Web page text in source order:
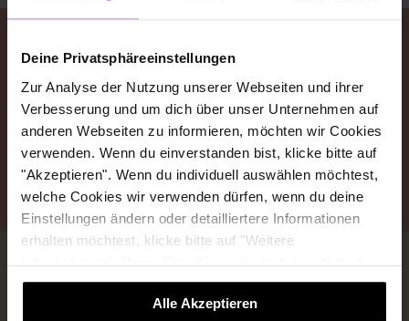
Deine Privatsphäreeinstellungen
Zur Analyse der Nutzung unserer Webseiten und ihrer
Verbesserung und um dich über unser Unternehmen auf
anderen Webseiten zu informieren, möchten wir Cookies
verwenden. Wenn du einverstanden bist, klicke bitte auf
"Akzeptieren". Wenn du individuell auswählen möchtest,
welche Cookies wir verwenden dürfen, wenn du deine
Einstellungen ändern oder detailliertere Informationen
erhalten möchtest, klicke bitte auf "Weitere
Informationen". Deine Einwilligung kannst du jederzeit
widerrufen.
Alle Akzeptieren
Event Anmeldung
Hier kannst du dich zu dem Event anmelden oder
ANMELDEN ABMELDEN